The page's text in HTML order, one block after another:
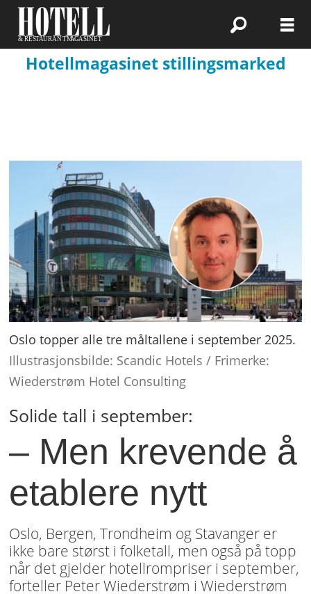
Hotellmagasinet stillingsmarked
Oslo topper alle tre måltallene i september 2025.
Illustrasjonsbilde: Scandic Hotels / Frimerke:
Wiederstrøm Hotel Consulting
Solide tall i september:
– Men krevende å
etablere nytt
Oslo, Bergen, Trondheim og Stavanger er
ikke bare størst i folketall, men også på topp
når det gjelder hotellrompriser i september,
forteller Peter Wiederstrøm i Wiederstrøm